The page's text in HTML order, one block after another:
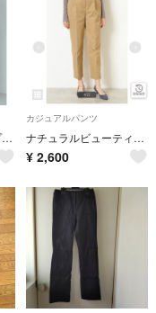
サス付フロントジップワイドパンツ NATURALBEAUTY BASIC M
カジュアルパンツ
ナチュラルビューティーベーシック 20SS サイドベルトツイルパンツ
¥ 2,600